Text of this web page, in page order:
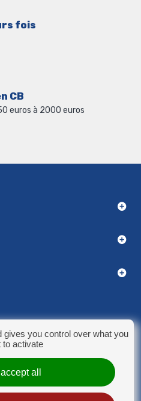
fois
CB
euros à 2000 euros
Ronchin
you control over what you
to activate
all